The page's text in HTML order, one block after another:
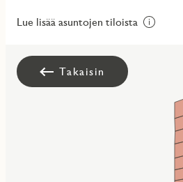
Lue lisää asuntojen tiloista
Takaisin